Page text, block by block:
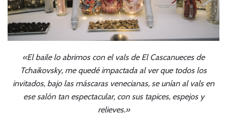
«El baile lo abrimos con el vals de El Cascanueces de
Tchaikovsky, me quedé impactada al ver que todos los
invitados, bajo las máscaras venecianas, se unían al vals en
ese salón tan espectacular, con sus tapices, espejos y
relieves.»